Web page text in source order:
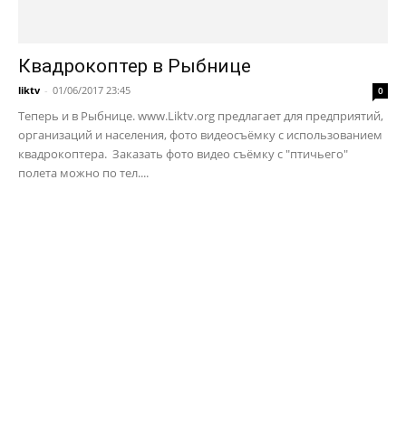
Квадрокоптер в Рыбнице
liktv - 01/06/2017 23:45 0
Теперь и в Рыбнице. www.Liktv.org предлагает для предприятий,
организаций и населения, фото видеосъёмку с использованием
квадрокоптера. Заказать фото видео съёмку с "птичьего"
полета можно по тел....